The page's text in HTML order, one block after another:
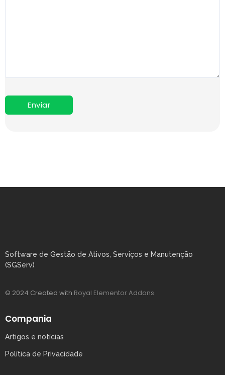
Software de Gestão de Ativos, Serviços e Manutenção
(SGServ)
© 2024 Created with Royal Elementor Addons
Compania
Artigos e notícias
Política de Privacidade